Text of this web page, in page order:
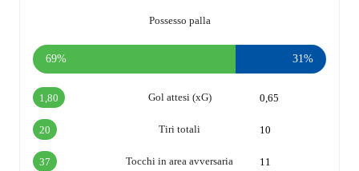
Possesso palla
69% 31%
Gol attesi (xG)
1,80 0,65
Tiri totali
20 10
Tocchi in area avversaria
37 11